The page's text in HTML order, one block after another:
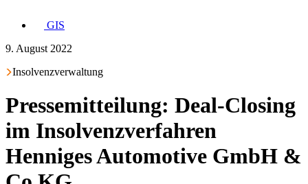
GIS
9. August 2022
Insolvenzverwaltung
Pressemitteilung: Deal-Closing
im Insolvenzverfahren
Henniges Automotive GmbH &